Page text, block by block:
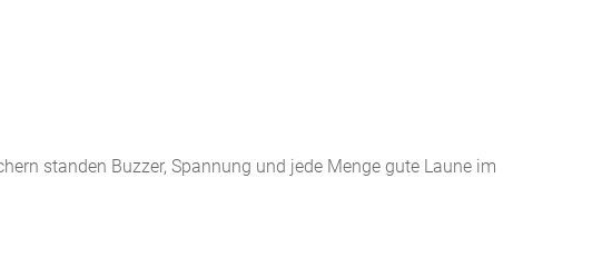
standen Buzzer, Spannung und jede Menge gute Laune im